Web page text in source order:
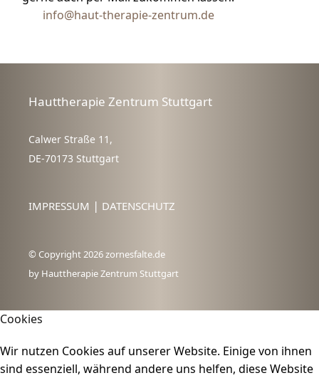
info@haut-therapie-zentrum.de
Hauttherapie Zentrum Stuttgart
Calwer Straße 11 ,
DE-70173 Stuttgart
IMPRESSUM | DATENSCHUTZ
© Copyright 2026 zornesfalte.de
by Hauttherapie Zentrum Stuttgart
Cookies
Wir nutzen Cookies auf unserer Website. Einige von ihnen
sind essenziell, während andere uns helfen, diese Website